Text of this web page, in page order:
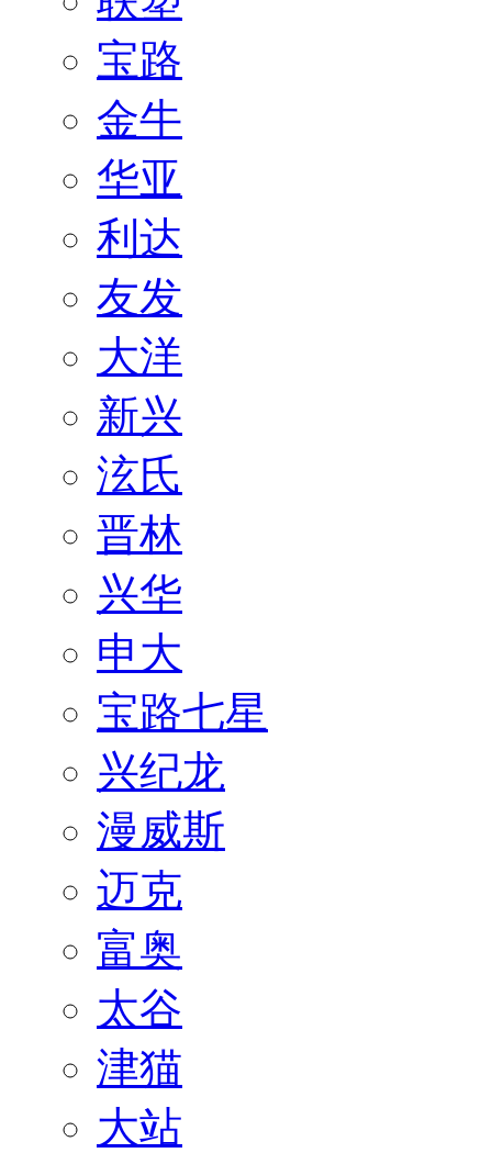
宝路
金牛
华亚
利达
友发
大洋
新兴
泫氏
晋林
兴华
申大
宝路七星
兴纪龙
漫威斯
迈克
富奥
太谷
津猫
大站